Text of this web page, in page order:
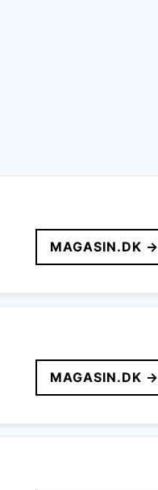
MAGASIN.DK →
MAGASIN.DK →